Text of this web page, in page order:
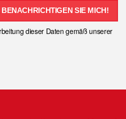
SIE MICH!
dieser Daten gemäß unserer